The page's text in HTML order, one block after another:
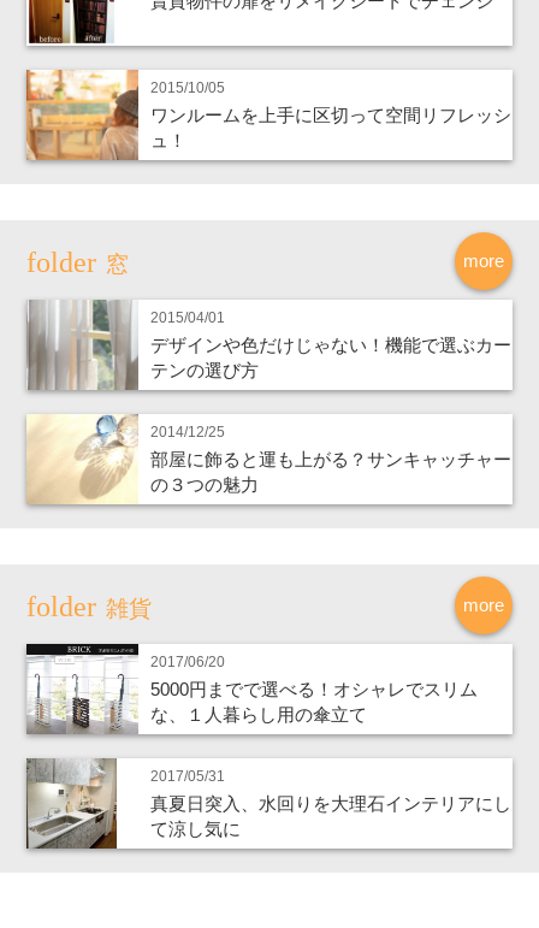
2015/10/05
ワンルームを上手に区切って空間リフレッシ
ュ！
more
窓
2015/04/01
デザインや色だけじゃない！機能で選ぶカー
テンの選び方
2014/12/25
部屋に飾ると運も上がる？サンキャッチャー
の３つの魅力
more
雑貨
2017/06/20
5000円までで選べる！オシャレでスリム
な、１人暮らし用の傘立て
2017/05/31
真夏日突入、水回りを大理石インテリアにし
て涼し気に